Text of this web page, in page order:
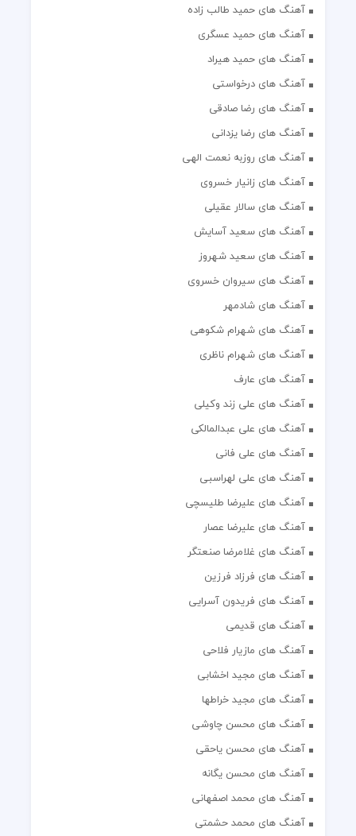
آهنگ های حمید طالب زاده
آهنگ های حمید عسگری
آهنگ های حمید هیراد
آهنگ های درخواستی
آهنگ های رضا صادقی
آهنگ های رضا یزدانی
آهنگ های روزبه نعمت الهی
آهنگ های زانیار خسروی
آهنگ های سالار عقیلی
آهنگ های سعید آسایش
آهنگ های سعید شهروز
آهنگ های سیروان خسروی
آهنگ های شادمهر
آهنگ های شهرام شکوهی
آهنگ های شهرام ناظری
آهنگ های عارف
آهنگ های علی زند وکیلی
آهنگ های علی عبدالمالکی
آهنگ های علی فانی
آهنگ های علی لهراسبی
آهنگ های علیرضا طلیسچی
آهنگ های علیرضا عصار
آهنگ های غلامرضا صنعتگر
آهنگ های فرزاد فرزین
آهنگ های فریدون آسرایی
آهنگ های قدیمی
آهنگ های مازیار فلاحی
آهنگ های مجید اخشابی
آهنگ های مجید خراطها
آهنگ های محسن چاوشی
آهنگ های محسن یاحقی
آهنگ های محسن یگانه
آهنگ های محمد اصفهانی
آهنگ های محمد حشمتی